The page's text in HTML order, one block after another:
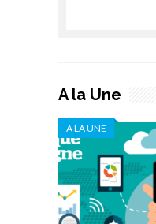
A la Une
A LA UNE